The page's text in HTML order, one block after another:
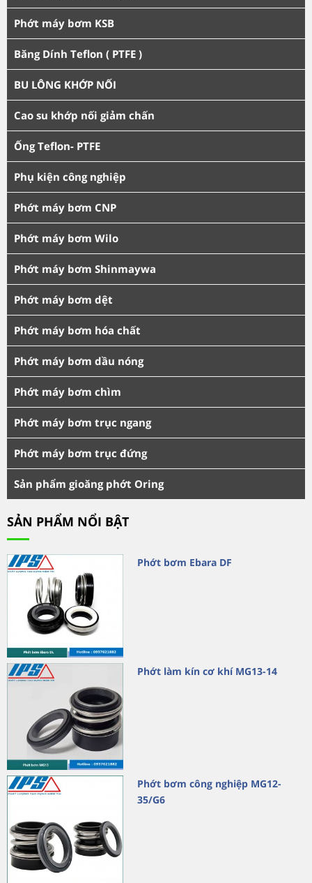
Phớt máy bơm KSB
Băng Dính Teflon ( PTFE )
BU LÔNG KHỚP NỐI
Cao su khớp nối giảm chấn
Ống Teflon- PTFE
Phụ kiện công nghiệp
Phớt máy bơm CNP
Phớt máy bơm Wilo
Phớt máy bơm Shinmaywa
Phớt máy bơm dệt
Phớt máy bơm hóa chất
Phớt máy bơm dầu nóng
Phớt máy bơm chìm
Phớt máy bơm trục ngang
Phớt máy bơm trục đứng
Sản phẩm gioăng phớt Oring
SẢN PHẨM NỔI BẬT
Phớt bơm Ebara DF
Phớt làm kín cơ khí MG13-14
Phớt bơm công nghiệp MG12-
35/G6